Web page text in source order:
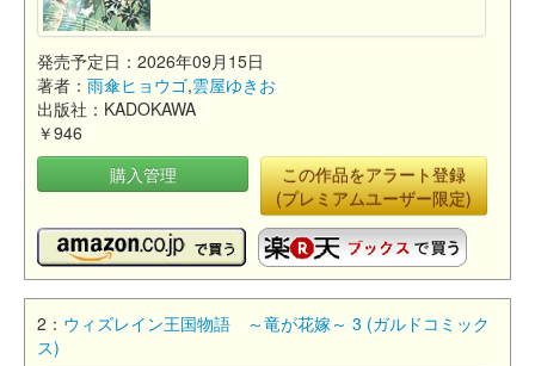
発売予定日：2026年09月15日
著者： 雨傘ヒョウゴ,雲屋ゆきお
出版社：KADOKAWA
￥946
購入管理
この作品をアラート登録
(プレミアムユーザー限定)
2： ウィズレイン王国物語 ～竜が花嫁～ 3 (ガルドコミック
ス)